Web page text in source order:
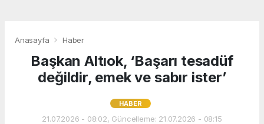
Anasayfa Haber
Başkan Altıok, ‘Başarı tesadüf
değildir, emek ve sabır ister’
HABER
21.07.2026 - 08:02, Güncelleme: 21.07.2026 - 08:15